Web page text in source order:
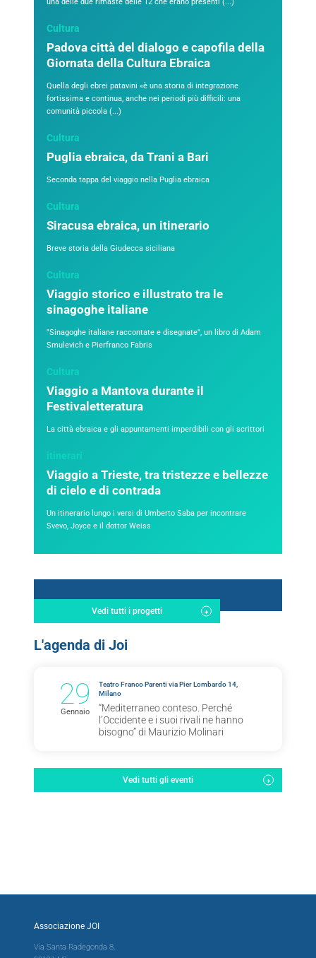
Cultura
Padova città del dialogo e capofila della
Giornata della Cultura Ebraica
Quella degli ebrei patavini «è una storia di integrazione
fortissima e continua, anche nei periodi più difficili: una
comunità piccola (...)
Cultura
Puglia ebraica, da Trani a Bari
Seconda tappa del viaggio nella Puglia ebraica
Cultura
Siracusa ebraica, un itinerario
Breve storia della Giudecca siciliana
Cultura
Viaggio storico e illustrato tra le
sinagoghe italiane
"Sinagoghe italiane raccontate e disegnate", un libro di Adam
Smulevich e Pierfranco Fabris
Cultura
Viaggio a Mantova durante il
Festivaletteratura
La città ebraica e gli appuntamenti imperdibili con gli scrittori
itinerari
Viaggio a Trieste, tra tristezze e bellezze
di cielo e di contrada
Un itinerario lungo i versi di Umberto Saba per incontrare
Svevo, Joyce e il dottor Weiss
Vedi tutti i progetti
L'agenda di Joi
29
Gennaio
Teatro Franco Parenti via Pier Lombardo 14,
Milano
“Mediterraneo conteso. Perché
l’Occidente e i suoi rivali ne hanno
bisogno” di Maurizio Molinari
Vedi tutti gli eventi
Associazione JOI
Via Santa Radegonda 8,